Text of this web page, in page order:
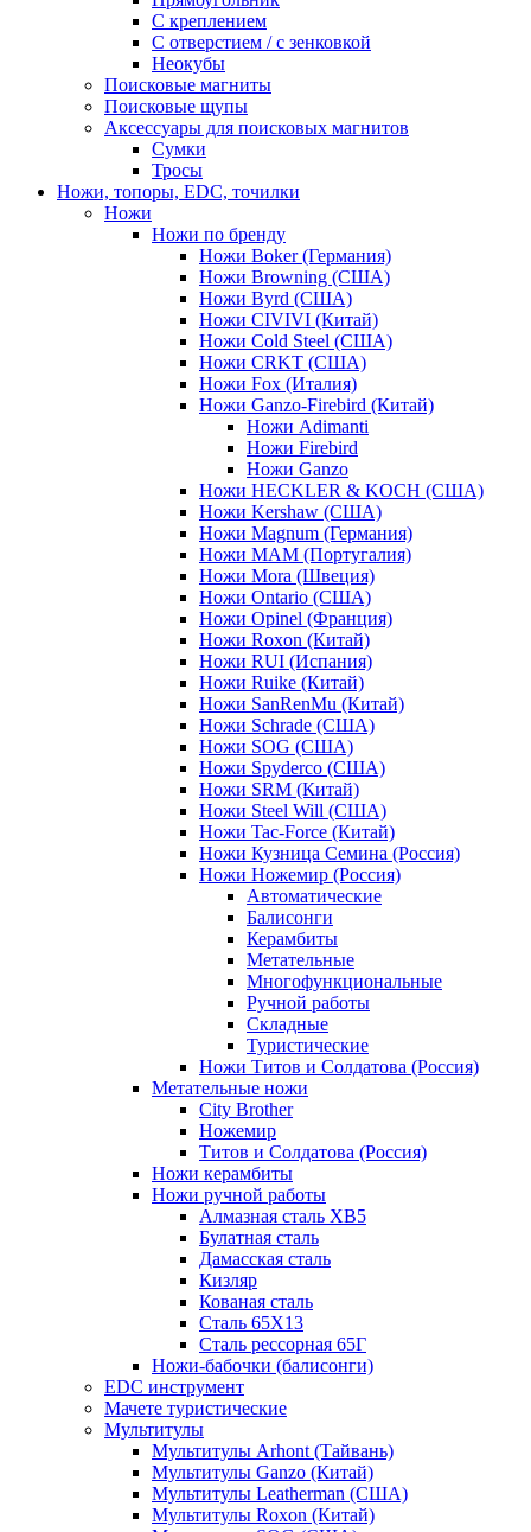
С креплением
С отверстием / с зенковкой
Неокубы
Поисковые магниты
Поисковые щупы
Аксессуары для поисковых магнитов
Сумки
Тросы
Ножи, топоры, EDC, точилки
Ножи
Ножи по бренду
Ножи Boker (Германия)
Ножи Browning (США)
Ножи Byrd (США)
Ножи CIVIVI (Китай)
Ножи Cold Steel (США)
Ножи CRKT (США)
Ножи Fox (Италия)
Ножи Ganzo-Firebird (Китай)
Ножи Adimanti
Ножи Firebird
Ножи Ganzo
Ножи HECKLER & KOCH (США)
Ножи Kershaw (США)
Ножи Magnum (Германия)
Ножи MAM (Португалия)
Ножи Mora (Швеция)
Ножи Ontario (США)
Ножи Opinel (Франция)
Ножи Roxon (Китай)
Ножи RUI (Испания)
Ножи Ruike (Китай)
Ножи SanRenMu (Китай)
Ножи Schrade (США)
Ножи SOG (США)
Ножи Spyderco (США)
Ножи SRM (Китай)
Ножи Steel Will (США)
Ножи Tac-Force (Китай)
Ножи Кузница Семина (Россия)
Ножи Ножемир (Россия)
Автоматические
Балисонги
Керамбиты
Метательные
Многофункциональные
Ручной работы
Складные
Туристические
Ножи Титов и Солдатова (Россия)
Метательные ножи
City Brother
Ножемир
Титов и Солдатова (Россия)
Ножи керамбиты
Ножи ручной работы
Алмазная сталь ХВ5
Булатная сталь
Дамасская сталь
Кизляр
Кованая сталь
Сталь 65Х13
Сталь рессорная 65Г
Ножи-бабочки (балисонги)
EDC инструмент
Мачете туристические
Мультитулы
Мультитулы Arhont (Тайвань)
Мультитулы Ganzo (Китай)
Мультитулы Leatherman (США)
Мультитулы Roxon (Китай)